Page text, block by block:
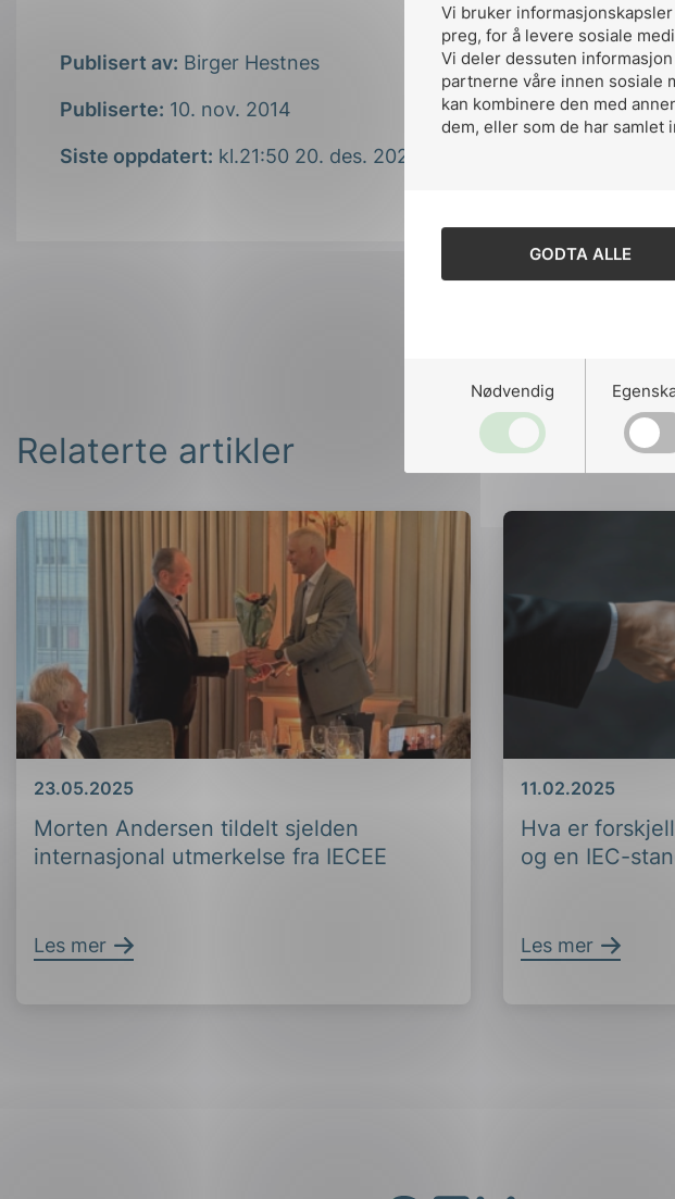
Vi bruker
preg, for å levere sosiale
Vi deler dessuten
partnerne våre innen sosiale
kan kombinere den med
dem, eller som de har samlet
GODTA ALLE
Nødvendig
Publisert av: Birger Hestnes
Publiserte: 10. nov. 2014
Siste oppdatert: kl.21:50 20. des. 2021
Relaterte artikler
Morten Andersen tildelt sjelden
internasjonal utmerkelse fra IECEE
Dato
23.05.2025
Les mer
Hva er
og en IEC-
Dato
11.02.2025
Les mer